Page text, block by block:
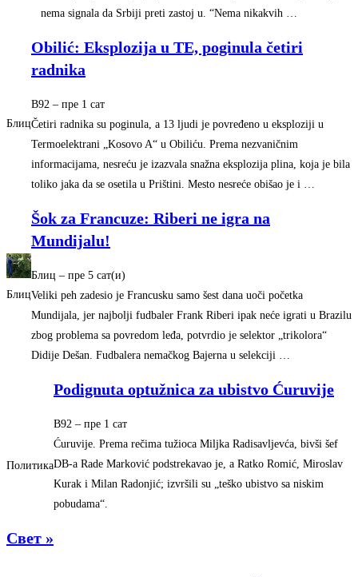
nema signala da Srbiji preti zastoj u. “Nema nikakvih …
Блиц
Obilić: Eksplozija u TE, poginula četiri
radnika
B92 – ‎пре 1 сат‎
Četiri radnika su poginula, a 13 ljudi je povređeno u eksploziji u
Termoelektrani „Kosovo A“ u Obiliću. Prema nezvaničnim
informacijama, nesreću je izazvala snažna eksplozija plina, koja je bila
toliko jaka da se osetila u Prištini. Mesto nesreće obišao je i …
Блиц
Šok za Francuze: Riberi ne igra na
Mundijalu!
Блиц – ‎пре 5 сат(и)‎
Veliki peh zadesio je Francusku samo šest dana uoči početka
Mundijala, jer najbolji fudbaler Frank Riberi ipak neće igrati u Brazilu
zbog problema sa povredom leđa, potvrdio je selektor „trikolora“
Didije Dešan. Fudbalera nemačkog Bajerna u selekciji …
Политика
Podignuta optužnica za ubistvo Ćuruvije
B92 – ‎пре 1 сат‎
Ćuruvije. Prema rečima tužioca Miljka Radisavljevća, bivši šef
DB-a Rade Marković podstrekavao je, a Ratko Romić, Miroslav
Kurak i Milan Radonjić; izvršili su „teško ubistvo sa niskim
pobudama“.
Свет »